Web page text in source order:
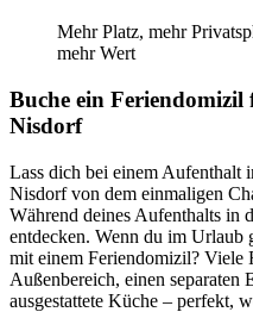
Mehr Platz, mehr
mehr Wert
Buche ein Feriendomizil
Nisdorf
Lass dich bei einem Aufenthalt
Nisdorf von dem einmaligen
Während deines Aufenthalts in
entdecken. Wenn du im Urlaub
mit einem Feriendomizil? Viele
Außenbereich, einen separaten
ausgestattete Küche – perfekt,